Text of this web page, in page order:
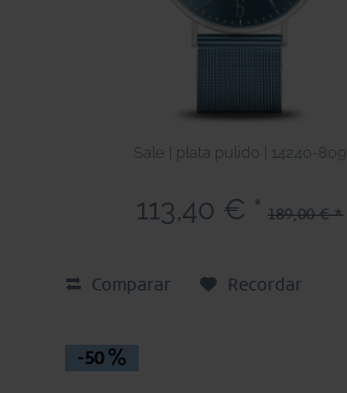
Sale | plata pulido | 14240-809
113,40 € * 189,00 € *
Comparar Recordar
-50